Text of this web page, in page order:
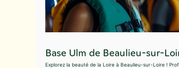
Base Ulm de Beaulieu-sur-
Explorez la beauté de la Loire à Beaulieu-sur-Loire !